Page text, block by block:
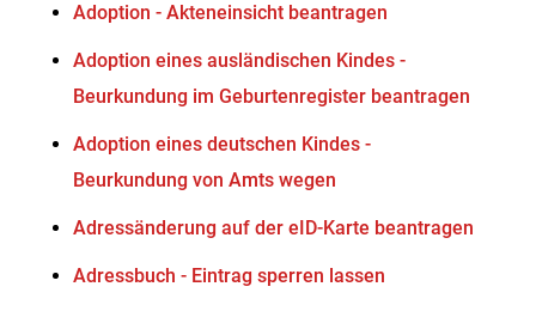
Adoption - Akteneinsicht beantragen
Adoption eines ausländischen Kindes -
Beurkundung im Geburtenregister beantragen
Adoption eines deutschen Kindes -
Beurkundung von Amts wegen
Adressänderung auf der eID-Karte beantragen
Adressbuch - Eintrag sperren lassen